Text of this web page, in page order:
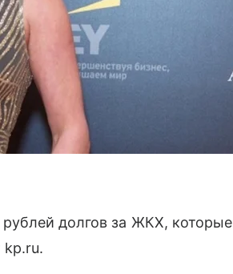
долгов за ЖКХ, которые
kp.ru.